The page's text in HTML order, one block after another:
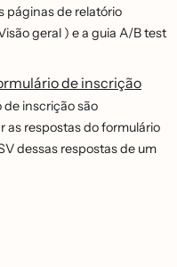
páginas de relatório
geral ) e a guia A/B test
de inscrição
de inscrição são
as respostas do formulário
dessas respostas de um